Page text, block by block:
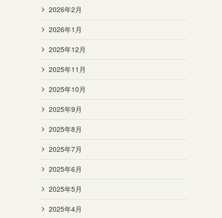
2026年2月
2026年1月
2025年12月
2025年11月
2025年10月
2025年9月
2025年8月
2025年7月
2025年6月
2025年5月
2025年4月